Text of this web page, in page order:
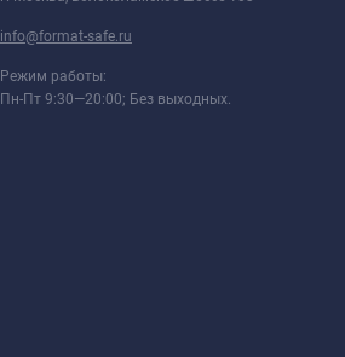
info@format-safe.ru
Режим работы:
Пн-Пт 9:30—20:00; Без выходных.